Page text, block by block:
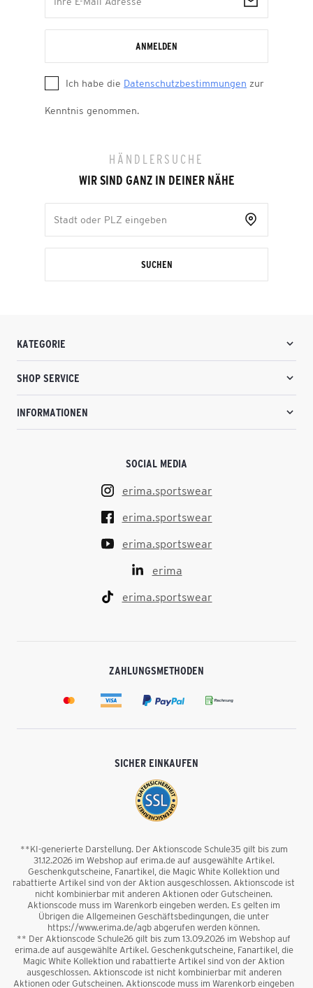
ANMELDEN
Ich habe die Datenschutzbestimmungen zur
Kenntnis genommen.
HÄNDLERSUCHE
WIR SIND GANZ IN DEINER NÄHE
SUCHEN
KATEGORIE
SHOP SERVICE
INFORMATIONEN
SOCIAL MEDIA
erima.sportswear
erima.sportswear
erima.sportswear
erima
erima.sportswear
ZAHLUNGSMETHODEN
SICHER EINKAUFEN
**KI-generierte Darstellung. Der Aktionscode Schule35 gilt bis zum
31.12.2026 im Webshop auf erima.de auf ausgewählte Artikel.
Geschenkgutscheine, Fanartikel, die Magic White Kollektion und
rabattierte Artikel sind von der Aktion ausgeschlossen. Aktionscode ist
nicht kombinierbar mit anderen Aktionen oder Gutscheinen.
Aktionscode muss im Warenkorb eingeben werden. Es gelten im
Übrigen die Allgemeinen Geschäftsbedingungen, die unter
https://www.erima.de/agb abgerufen werden können.
** Der Aktionscode Schule26 gilt bis zum 13.09.2026 im Webshop auf
erima.de auf ausgewählte Artikel. Geschenkgutscheine, Fanartikel, die
Magic White Kollektion und rabattierte Artikel sind von der Aktion
ausgeschlossen. Aktionscode ist nicht kombinierbar mit anderen
Aktionen oder Gutscheinen. Aktionscode muss im Warenkorb eingeben